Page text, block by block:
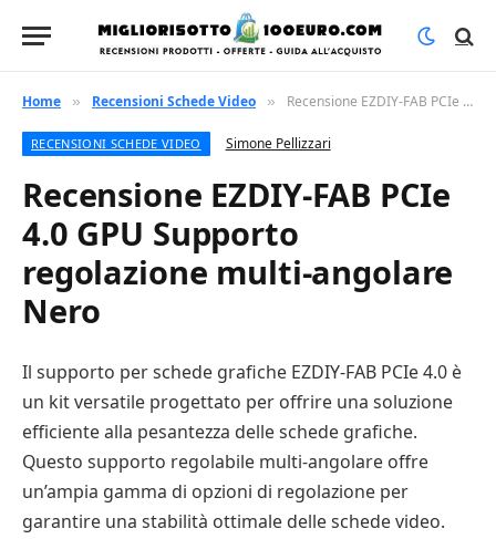
Home » Recensioni Schede Video » Recensione EZDIY-FAB PCIe 4.0 GPU Supporto regolazione multi-angolare Nero
RECENSIONI SCHEDE VIDEO Simone Pellizzari
Recensione EZDIY-FAB PCIe
4.0 GPU Supporto
regolazione multi-angolare
Nero
Il supporto per schede grafiche EZDIY-FAB PCIe 4.0 è
un kit versatile progettato per offrire una soluzione
efficiente alla pesantezza delle schede grafiche.
Questo supporto regolabile multi-angolare offre
un’ampia gamma di opzioni di regolazione per
garantire una stabilità ottimale delle schede video.